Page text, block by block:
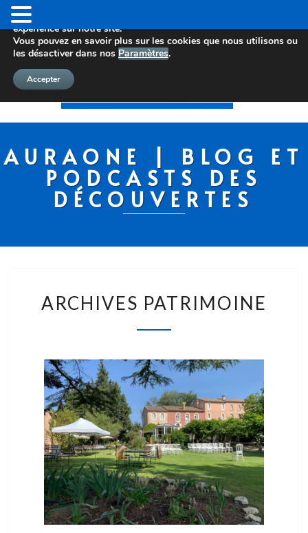
AURAONE | BLOG ET
PODCASTS DES
DÉCOUVERTES
ARCHIVES PATRIMOINE
Nous utilisons des cookies pour vous offrir la meilleure
expérience sur notre site.
Vous pouvez en savoir plus sur les cookies que nous utilisons ou
les désactiver dans nos Paramètres.
Accepter